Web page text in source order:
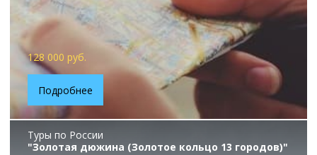
128 000 руб.
Подробнее
Туры по России
"Золотая дюжина (Золотое кольцо 13 городов)"